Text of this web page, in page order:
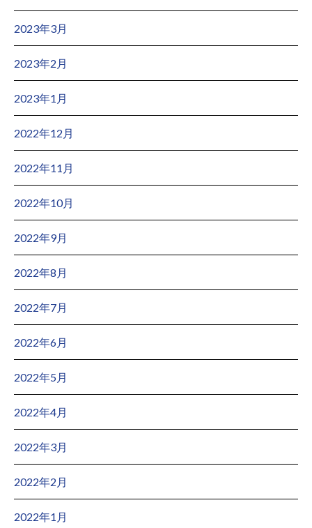
2023年3月
2023年2月
2023年1月
2022年12月
2022年11月
2022年10月
2022年9月
2022年8月
2022年7月
2022年6月
2022年5月
2022年4月
2022年3月
2022年2月
2022年1月